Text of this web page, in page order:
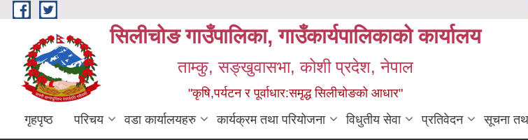
Skip to main content
सिलीचोङ गाउँपालिका, गाउँकार्यपालिकाको कार्यालय
ताम्कु, सङ्‍खुवासभा, कोशी प्रदेश, नेपाल
"कृषि,पर्यटन र पूर्वाधार:समृद्ध सिलीचोङको आधार"
गृहपृष्ठ परिचय वडा कार्यालयहरु कार्यक्रम तथा परियोजना विधुतीय सेवा प्रतिवेदन सूचना